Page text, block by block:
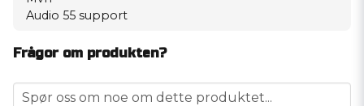
Audio 55 support
Frågor om produkten?
question
Spør oss om noe om dette produktet...